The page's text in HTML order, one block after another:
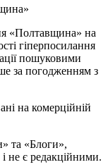
«Полтавщина» на
гіперпосилання
пошуковими
за погодженням з
на комерційній
та «Блоги»,
і не є редакційними.